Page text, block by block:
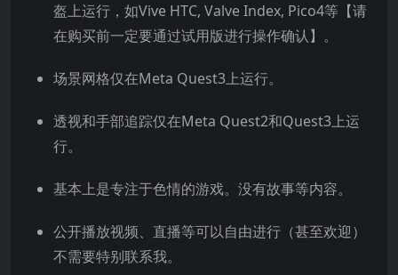
盔上运行，如Vive HTC, Valve Index, Pico4等【请
在购买前一定要通过试用版进行操作确认】。
场景网格仅在Meta Quest3上运行。
透视和手部追踪仅在Meta Quest2和Quest3上运
行。
基本上是专注于色情的游戏。没有故事等内容。
公开播放视频、直播等可以自由进行（甚至欢迎）
不需要特别联系我。